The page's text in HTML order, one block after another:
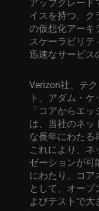
イスを持つ、ク
の仮想化アーキ
スケーラビリテ
迅速なサービス
Verizon社、テ
ト、アダム・ケ
「コアからエ
は、当社のネッ
な長年にわたる
これにより、ネ
ゼーションが可
にわたり、コア
として、オープ
よびテストで大